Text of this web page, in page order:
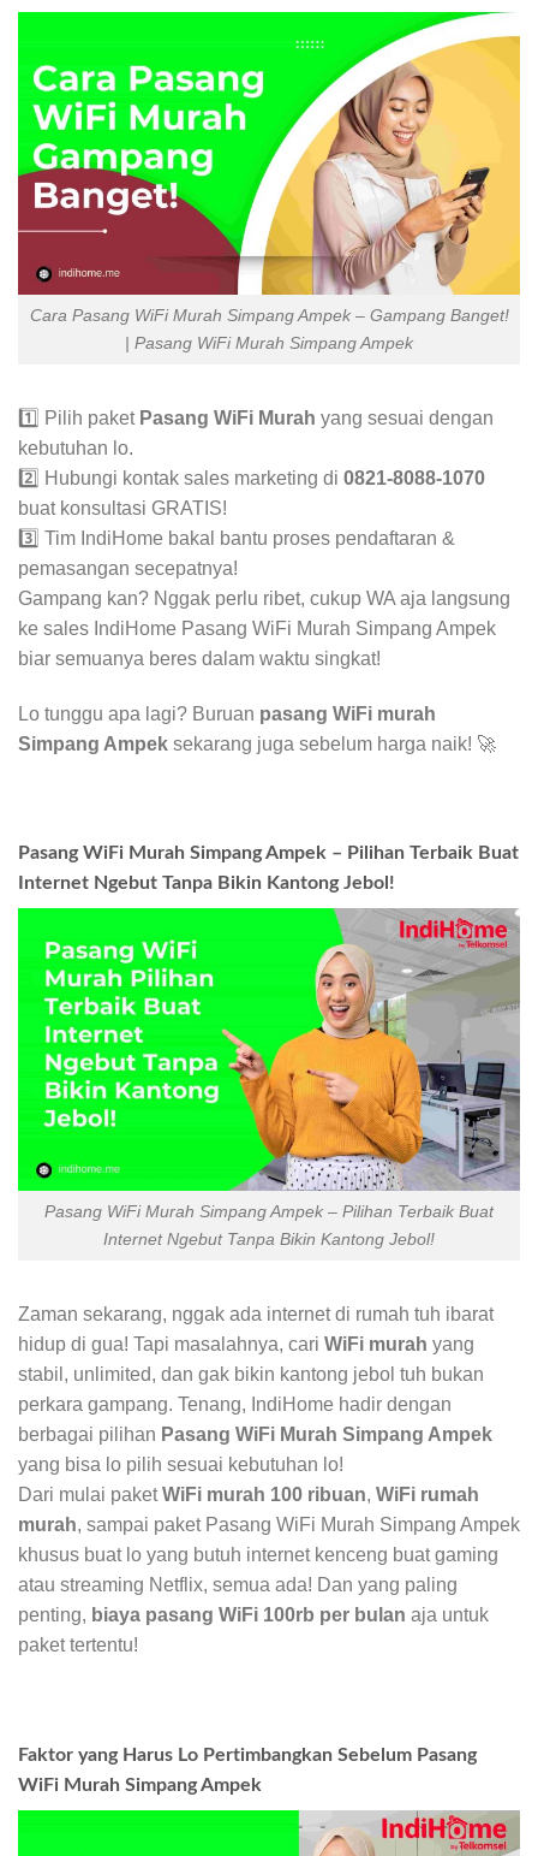
Cara Pasang WiFi Murah Simpang Ampek – Gampang Banget!
| Pasang WiFi Murah Simpang Ampek
1️⃣ Pilih paket Pasang WiFi Murah yang sesuai dengan
kebutuhan lo.
2️⃣ Hubungi kontak sales marketing di 0821-8088-1070
buat konsultasi GRATIS!
3️⃣ Tim IndiHome bakal bantu proses pendaftaran &
pemasangan secepatnya!
Gampang kan? Nggak perlu ribet, cukup WA aja langsung
ke sales IndiHome Pasang WiFi Murah Simpang Ampek
biar semuanya beres dalam waktu singkat!
Lo tunggu apa lagi? Buruan pasang WiFi murah
Simpang Ampek sekarang juga sebelum harga naik! 🚀
Pasang WiFi Murah Simpang Ampek – Pilihan Terbaik Buat
Internet Ngebut Tanpa Bikin Kantong Jebol!
Pasang WiFi Murah Simpang Ampek – Pilihan Terbaik Buat
Internet Ngebut Tanpa Bikin Kantong Jebol!
Zaman sekarang, nggak ada internet di rumah tuh ibarat
hidup di gua! Tapi masalahnya, cari WiFi murah yang
stabil, unlimited, dan gak bikin kantong jebol tuh bukan
perkara gampang. Tenang, IndiHome hadir dengan
berbagai pilihan Pasang WiFi Murah Simpang Ampek
yang bisa lo pilih sesuai kebutuhan lo!
Dari mulai paketWiFi murah 100 ribuan, WiFi rumah
murah, sampai paket Pasang WiFi Murah Simpang Ampek
khusus buat lo yang butuh internet kenceng buat gaming
atau streaming Netflix, semua ada! Dan yang paling
penting, biaya pasang WiFi 100rb per bulan aja untuk
paket tertentu!
Faktor yang Harus Lo Pertimbangkan Sebelum Pasang
WiFi Murah Simpang Ampek